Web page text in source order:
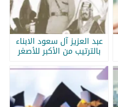
عبد العزيز آل سعود الابناء
بالترتيب من الأكبر للأصغر